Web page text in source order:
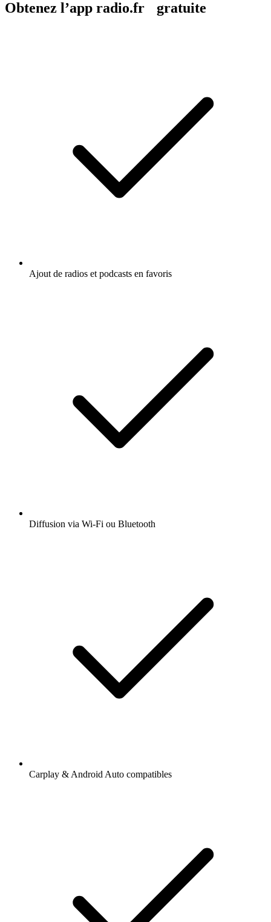
Obtenez l’app radio.fr gratuite
Ajout de radios et podcasts en favoris
Diffusion via Wi-Fi ou Bluetooth
Carplay & Android Auto compatibles